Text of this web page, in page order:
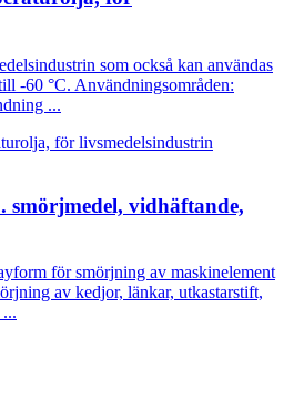
som också kan användas
-60 °C. Användningsområden:
...
smörjmedel, vidhäftande,
för smörjning av maskinelement
av kedjor, länkar, utkastarstift,